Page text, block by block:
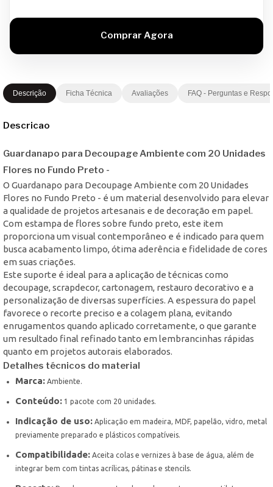
Descrição Ficha Técnica Avaliações FAQ - Perguntas e
Descricao
Guardanapo para Decoupage Ambiente com 20 Unidades
Flores no Fundo Preto -
O Guardanapo para Decoupage Ambiente com 20 Unidades
Flores no Fundo Preto - é um material desenvolvido para elevar
a qualidade de projetos artesanais e de decoração em papel.
Com estampa de flores sobre fundo preto, este item
proporciona um visual contemporâneo e é indicado para quem
busca acabamento limpo, ótima aderência e fidelidade de cores
em suas criações.
Este suporte é ideal para a aplicação de técnicas como
decoupage, scrapdecor, cartonagem, restauro decorativo e a
personalização de diversas superfícies. A espessura do papel
favorece o recorte preciso e a colagem plana, evitando
enrugamentos quando aplicado corretamente, o que garante
um resultado final refinado tanto em lembrancinhas rápidas
quanto em projetos autorais elaborados.
Detalhes técnicos do material
Marca: Ambiente.
Conteúdo: 1 pacote com 20 unidades.
Indicação de uso: Aplicação em madeira, MDF, papelão, vidro, metal
previamente preparado e plásticos compatíveis.
Compatibilidade: Aceita colas e vernizes à base de água, além de
integrar bem com tintas acrílicas, pátinas e stencils.